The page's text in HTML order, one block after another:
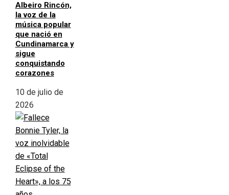
Albeiro Rincón,
la voz de la
música popular
que nació en
Cundinamarca y
sigue
conquistando
corazones
10 de julio de
2026